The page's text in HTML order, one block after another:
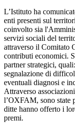
L’Istituto ha
enti presenti sul
coinvolto sia
servizi sociali del
attraverso il Comitato
contributi economici.
partner strategici,
segnalazione di
eventuali diagnosi e
Attraverso
l’OXFAM, sono state
ditte hanno offerto i
premi.